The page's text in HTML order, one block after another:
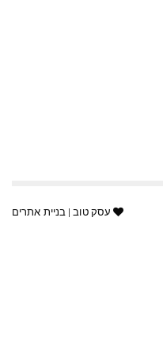
עסק טוב | בניית אתרים